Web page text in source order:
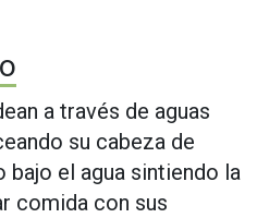
a través de aguas
su cabeza de
bajo el agua sintiendo la
comida con sus